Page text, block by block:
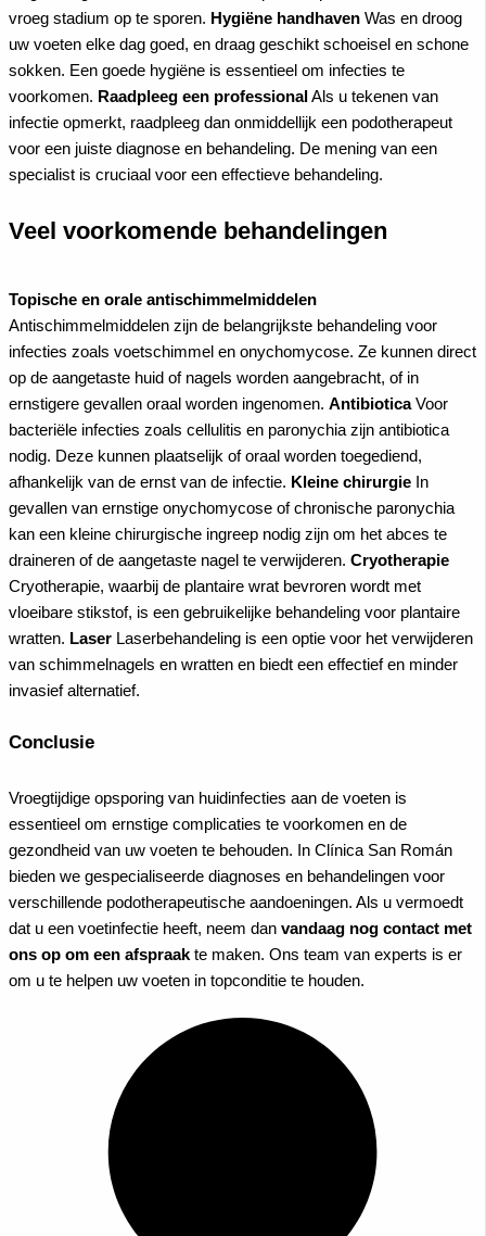
vroeg stadium op te sporen. Hygiëne handhaven Was en droog
uw voeten elke dag goed, en draag geschikt schoeisel en schone
sokken. Een goede hygiëne is essentieel om infecties te
voorkomen. Raadpleeg een professional Als u tekenen van
infectie opmerkt, raadpleeg dan onmiddellijk een podotherapeut
voor een juiste diagnose en behandeling. De mening van een
specialist is cruciaal voor een effectieve behandeling.
Veel voorkomende behandelingen
Topische en orale antischimmelmiddelen
Antischimmelmiddelen zijn de belangrijkste behandeling voor
infecties zoals voetschimmel en onychomycose. Ze kunnen direct
op de aangetaste huid of nagels worden aangebracht, of in
ernstigere gevallen oraal worden ingenomen. Antibiotica Voor
bacteriële infecties zoals cellulitis en paronychia zijn antibiotica
nodig. Deze kunnen plaatselijk of oraal worden toegediend,
afhankelijk van de ernst van de infectie. Kleine chirurgie In
gevallen van ernstige onychomycose of chronische paronychia
kan een kleine chirurgische ingreep nodig zijn om het abces te
draineren of de aangetaste nagel te verwijderen. Cryotherapie
Cryotherapie, waarbij de plantaire wrat bevroren wordt met
vloeibare stikstof, is een gebruikelijke behandeling voor plantaire
wratten. Laser Laserbehandeling is een optie voor het verwijderen
van schimmelnagels en wratten en biedt een effectief en minder
invasief alternatief.
Conclusie
Vroegtijdige opsporing van huidinfecties aan de voeten is
essentieel om ernstige complicaties te voorkomen en de
gezondheid van uw voeten te behouden. In Clínica San Román
bieden we gespecialiseerde diagnoses en behandelingen voor
verschillende podotherapeutische aandoeningen. Als u vermoedt
dat u een voetinfectie heeft, neem dan vandaag nog contact met
ons op om een afspraak te maken. Ons team van experts is er
om u te helpen uw voeten in topconditie te houden.